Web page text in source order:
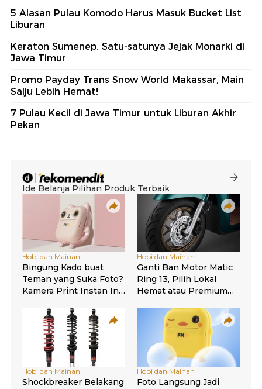
5 Alasan Pulau Komodo Harus Masuk Bucket List
Liburan
Keraton Sumenep, Satu-satunya Jejak Monarki di
Jawa Timur
Promo Payday Trans Snow World Makassar, Main
Salju Lebih Hemat!
7 Pulau Kecil di Jawa Timur untuk Liburan Akhir
Pekan